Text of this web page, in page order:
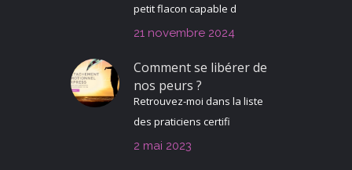
petit flacon capable d
21 novembre 2024
Comment se libérer de
nos peurs ?
Retrouvez-moi dans la liste
des praticiens certifi
2 mai 2023